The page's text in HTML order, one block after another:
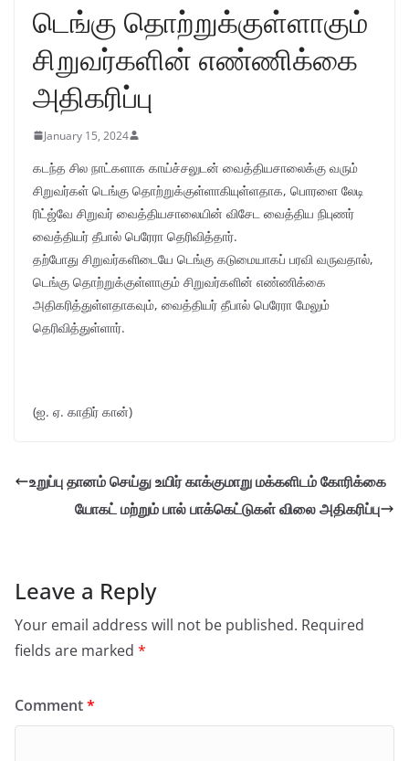
டெங்கு தொற்றுக்குள்ளாகும்
சிறுவர்களின் எண்ணிக்கை
அதிகரிப்பு
January 15, 2024
கடந்த சில நாட்களாக காய்ச்சலுடன் வைத்தியசாலைக்கு வரும்
சிறுவர்கள் டெங்கு தொற்றுக்குள்ளாகியுள்ளதாக, பொரளை லேடி
ரிட்ஜ்வே சிறுவர் வைத்தியசாலையின் விசேட வைத்திய நிபுணர்
வைத்தியர் தீபால் பெரேரா தெரிவித்தார்.
தற்போது சிறுவர்களிடையே டெங்கு கடுமையாகப் பரவி வருவதால்,
டெங்கு தொற்றுக்குள்ளாகும் சிறுவர்களின் எண்ணிக்கை
அதிகரித்துள்ளதாகவும், வைத்தியர் தீபால் பெரேரா மேலும்
தெரிவித்துள்ளார்.
(ஐ. ஏ. காதிர் கான்)
உறுப்பு தானம் செய்து உயிர் காக்குமாறு மக்களிடம் கோரிக்கை
யோகட் மற்றும் பால் பாக்கெட்டுகள் விலை அதிகரிப்பு
Leave a Reply
Your email address will not be published. Required
fields are marked *
Comment*